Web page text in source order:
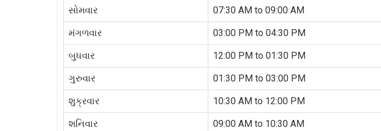
સોમવાર 07:30 AM to 09:00 AM
મંગળવાર 03:00 PM to 04:30 PM
બુધવાર 12:00 PM to 01:30 PM
ગુરુવાર 01:30 PM to 03:00 PM
શુક્રવાર 10:30 AM to 12:00 PM
શનિવાર 09:00 AM to 10:30 AM